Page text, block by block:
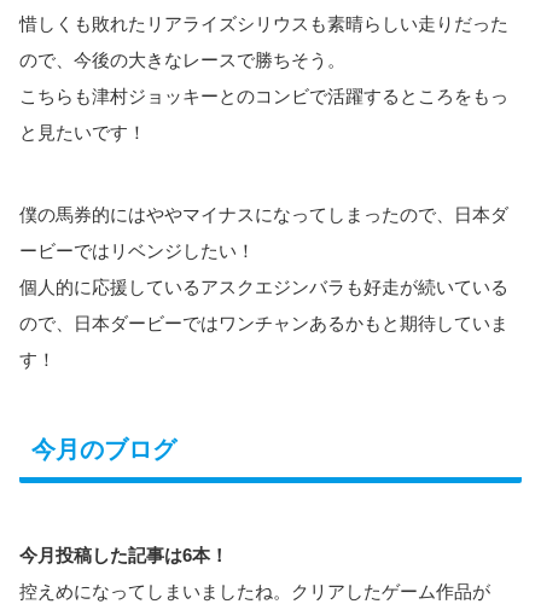
惜しくも敗れたリアライズシリウスも素晴らしい走りだった
ので、今後の大きなレースで勝ちそう。
こちらも津村ジョッキーとのコンビで活躍するところをもっ
と見たいです！
僕の馬券的にはややマイナスになってしまったので、日本ダ
ービーではリベンジしたい！
個人的に応援しているアスクエジンバラも好走が続いている
ので、日本ダービーではワンチャンあるかもと期待していま
す！
今月のブログ
今月投稿した記事は6本！
控えめになってしまいましたね。クリアしたゲーム作品が